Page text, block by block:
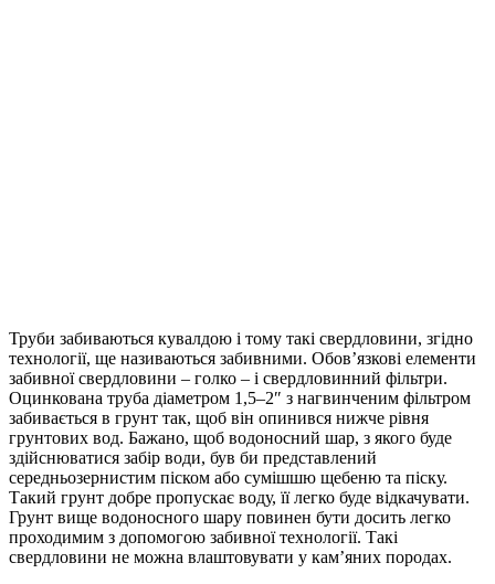
Труби забиваються кувалдою і тому такі свердловини, згідно
технології, ще називаються забивними. Обов’язкові елементи
забивної свердловини – голко – і свердловинний фільтри.
Оцинкована труба діаметром 1,5–2″ з нагвинченим фільтром
забивається в грунт так, щоб він опинився нижче рівня
грунтових вод. Бажано, щоб водоносний шар, з якого буде
здійснюватися забір води, був би представлений
середньозернистим піском або сумішшю щебеню та піску.
Такий грунт добре пропускає воду, її легко буде відкачувати.
Грунт вище водоносного шару повинен бути досить легко
проходимим з допомогою забивної технології. Такі
свердловини не можна влаштовувати у кам’яних породах.